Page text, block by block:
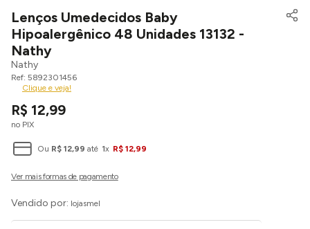
Lenços Umedecidos Baby
Hipoalergênico 48 Unidades 13132 -
Nathy
Nathy
5892301456
Clique e veja!
R$ 12,99
no PIX
Ou R$ 12,99 até 1x R$ 12,99
Vendido por: lojasmel